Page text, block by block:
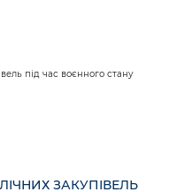
під час воєнного стану
ЗАКУПІВЕЛЬ